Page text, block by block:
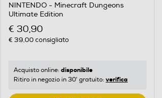
NINTENDO - Minecraft Dungeons
Ultimate Edition
€ 30,90
€ 39,00consigliato
Acquisto online: disponibile
Ritiro in negozio in 30' gratuito: verifica